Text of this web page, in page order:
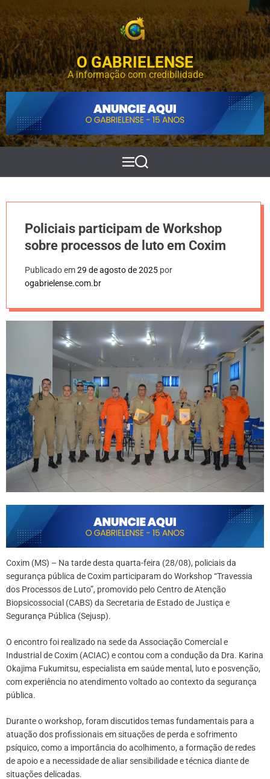
k
p
t
o
c
o
n
t
e
O GABRIELENSE
A informação com credibilidade
M
e
P
e
s
r
Policiais participam de Workshop
sobre processos de luto em Coxim
Publicado em29 de agosto de 2025 por
ogabrielense.com.br
Coxim (MS) – Na tarde desta quarta-feira (28/08), policiais da
segurança pública de Coxim participaram do Workshop “Travessia
dos Processos de Luto”, promovido pelo Centro de Atenção
Biopsicossocial (CABS) da Secretaria de Estado de Justiça e
Segurança Pública (Sejusp).
O encontro foi realizado na sede da Associação Comercial e
Industrial de Coxim (ACIAC) e contou com a condução da Dra. Karina
Okajima Fukumitsu, especialista em saúde mental, luto e posvenção,
com experiência no atendimento voltado ao contexto da segurança
pública.
Durante o workshop, foram discutidos temas fundamentais para a
atuação dos profissionais em situações de perda e sofrimento
psíquico, como a importância do acolhimento, a formação de redes
de apoio e a necessidade de aliar sensibilidade e técnica diante de
situações delicadas.